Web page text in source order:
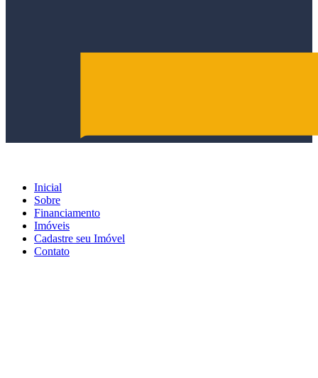
Inicial
Sobre
Financiamento
Imóveis
Cadastre seu Imóvel
Contato